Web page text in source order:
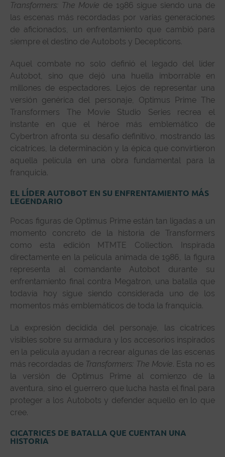
Transformers: The Movie de 1986 sigue siendo una de
las escenas más recordadas por varias generaciones
de aficionados, un enfrentamiento que cambió para
siempre el destino de Autobots y Decepticons.
Aquel combate no solo definió el legado del líder
Autobot, sino que dejó una huella imborrable en
millones de espectadores. Lejos de representar una
versión genérica del personaje, Optimus Prime The
Transformers The Movie Studio Series recrea el
instante en que el héroe más emblemático de
Cybertron afronta su desafío definitivo, mostrando las
cicatrices, la determinación y la épica que convirtieron
aquella película en una obra fundamental para la
franquicia.
EL LÍDER AUTOBOT EN SU ENFRENTAMIENTO MÁS
LEGENDARIO
Pocas figuras de Optimus Prime están tan ligadas a un
momento concreto de la historia de Transformers
como esta edición MTMTE Collection. Inspirada
directamente en la película animada de 1986, la figura
representa al comandante Autobot durante su
enfrentamiento final contra Megatron, una batalla que
todavía hoy sigue siendo considerada uno de los
momentos más emblemáticos de toda la franquicia.
La expresión decidida del personaje, las cicatrices
visibles sobre su armadura y los accesorios inspirados
en la película ayudan a recrear algunas de las escenas
más recordadas de Transformers: The Movie. Esta no es
la versión de Optimus Prime al comienzo de la
aventura, sino el guerrero que lucha hasta el final para
proteger a los Autobots y defender aquello en lo que
cree.
CICATRICES DE BATALLA QUE CUENTAN UNA
HISTORIA